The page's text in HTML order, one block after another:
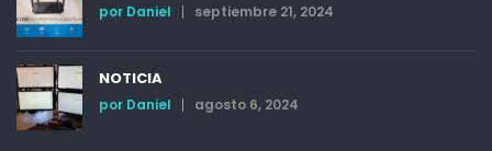
por Daniel septiembre 21, 2024
NOTICIA
por Daniel agosto 6, 2024